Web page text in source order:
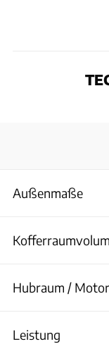
Außenmaße
Hubraum / Motor
Leistung